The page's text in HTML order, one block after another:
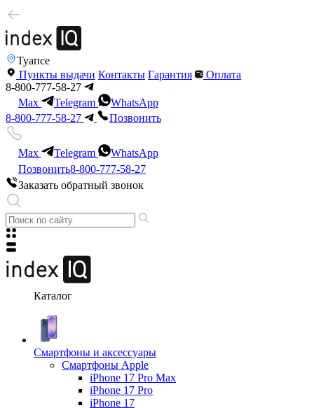
Туапсе
Пункты выдачи Контакты Гарантия
Оплата
8-800-777-58-27
Max
Telegram
WhatsApp
8-800-777-58-27
Позвонить
Max Telegram
WhatsApp
Позвонить8-800-777-58-27
Заказать обратный звонок
Каталог
Смартфоны и аксессуары
Смартфоны Apple
iPhone 17 Pro Max
iPhone 17 Pro
iPhone 17